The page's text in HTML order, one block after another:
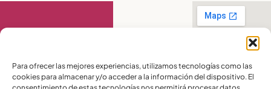
Para ofrecer las mejores experiencias, utilizamos tecnologías como las
cookies para almacenar y/o acceder a la información del dispositivo. El
Contáctanos
PBX:(04) 372 5220